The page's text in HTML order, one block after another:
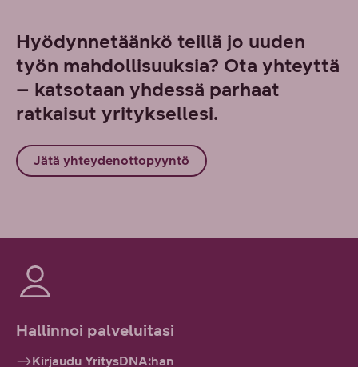
Hyödynnetäänkö teillä jo uuden
työn mahdollisuuksia? Ota yhteyttä
– katsotaan yhdessä parhaat
ratkaisut yrityksellesi.
Jätä yhteydenottopyyntö
Hallinnoi palveluitasi
Kirjaudu YritysDNA:han